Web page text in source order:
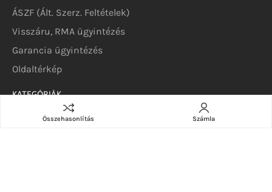
ÁSZF (Ált. Szerz. Feltételek)
Visszáru, RMA ügyintézés
Garancia ügyintézés
Oldaltérkép
KATEGÓRIÁK
SzerverekÖsszehasonlítás Számla